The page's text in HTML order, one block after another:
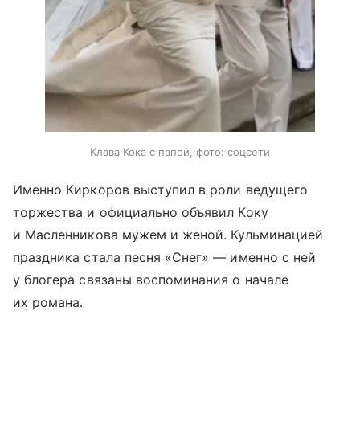
Клава Кока с папой, фото: соцсети
Именно Киркоров выступил в роли ведущего
торжества и официально объявил Коку
и Масленникова мужем и женой. Кульминацией
праздника стала песня «Снег» — именно с ней
у блогера связаны воспоминания о начале
их романа.